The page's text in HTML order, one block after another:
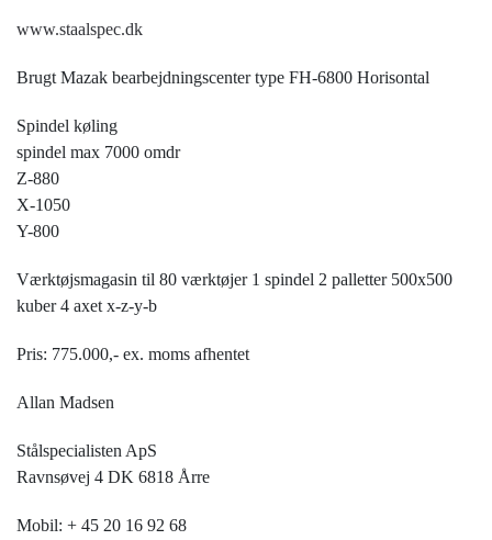
www.staalspec.dk
Brugt Mazak bearbejdningscenter type FH-6800 Horisontal
Spindel køling
spindel max 7000 omdr
Z-880
X-1050
Y-800
Værktøjsmagasin til 80 værktøjer 1 spindel 2 palletter 500x500
kuber 4 axet x-z-y-b
Pris: 775.000,- ex. moms afhentet
Allan Madsen
Stålspecialisten ApS
Ravnsøvej 4 DK 6818 Årre
Mobil: + 45 20 16 92 68